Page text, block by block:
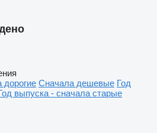
дорогие Сначала дешевые Год
выпуска - сначала старые